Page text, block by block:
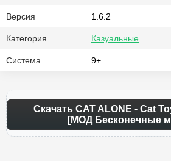
Версия 1.6.2
Категория Казуальные
Система 9+
Скачать CAT ALONE - Cat
[МОД Бесконечные